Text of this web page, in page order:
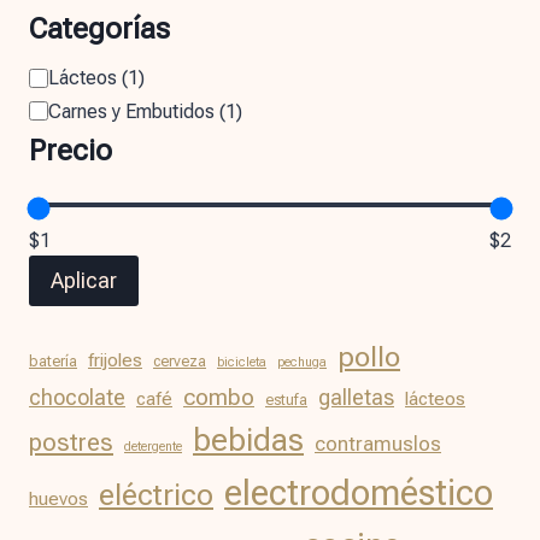
Categorías
Lácteos (1)
Carnes y Embutidos (1)
Precio
$1 $2
Aplicar
batería frijoles cerveza bicicleta pechuga pollo
chocolate café combo estufa galletas lácteos
postres detergente bebidas contramuslos
huevos eléctrico electrodoméstico